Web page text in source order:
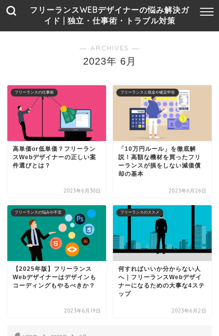
フリーランスWEBデザイナーの悩み解決ガ
イド | 独立・仕事術・トラブル対策
― ARCHIVES ―
2023年 6月
フリーランスの仕事術
高単価or低単価？フリーラン
スWebデザイナーの正しい案
件選びとは？
2023年6月30日
フリーランスと税金や確定申告
「10万円ルール」を徹底解
説！高額な機材を買ったフリ
ーランスが損をしない減価償
却の基本
2023年6月26日
フリーランスの悩みや不安
【2025年版】フリーランス
Webデザイナーはデザインも
コーディングもやるべきか？
2023年6月19日
フリーランスのススメ
何すればいいか分からない人
へ｜フリーランスWebデザイ
ナーになるための大事な4ステ
ップ
2023年6月2日